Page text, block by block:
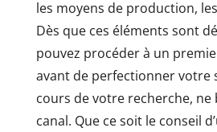
les moyens de production,
Dès que ces éléments sont
pouvez procéder à un
avant de perfectionner votre
cours de votre recherche, ne
canal. Que ce soit le conseil